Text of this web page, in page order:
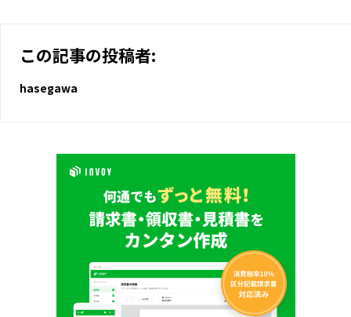
この記事の投稿者:
hasegawa